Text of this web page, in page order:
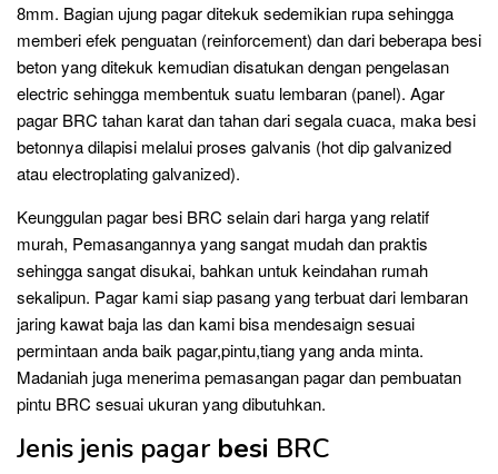
8mm. Bagian ujung pagar ditekuk sedemikian rupa sehingga
memberi efek penguatan (reinforcement) dan dari beberapa besi
beton yang ditekuk kemudian disatukan dengan pengelasan
electric sehingga membentuk suatu lembaran (panel). Agar
pagar BRC tahan karat dan tahan dari segala cuaca, maka besi
betonnya dilapisi melalui proses galvanis (hot dip galvanized
atau electroplating galvanized).
Keunggulan pagar besi BRC selain dari harga yang relatif
murah, Pemasangannya yang sangat mudah dan praktis
sehingga sangat disukai, bahkan untuk keindahan rumah
sekalipun. Pagar kami siap pasang yang terbuat dari lembaran
jaring kawat baja las dan kami bisa mendesaign sesuai
permintaan anda baik pagar,pintu,tiang yang anda minta.
Madaniah juga menerima pemasangan pagar dan pembuatan
pintu BRC sesuai ukuran yang dibutuhkan.
Jenis jenis pagar besi BRC